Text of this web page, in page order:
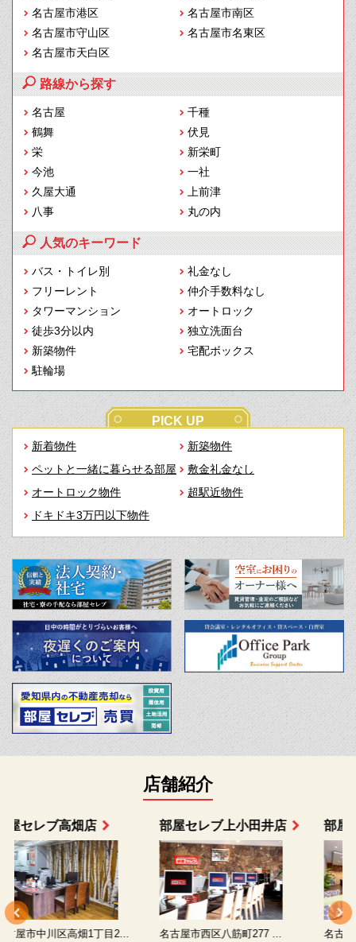
名古屋市港区
名古屋市南区
名古屋市守山区
名古屋市名東区
名古屋市天白区
路線から探す
名古屋
千種
鶴舞
伏見
栄
新栄町
今池
一社
久屋大通
上前津
八事
丸の内
人気のキーワード
バス・トイレ別
礼金なし
フリーレント
仲介手数料なし
タワーマンション
オートロック
徒歩3分以内
独立洗面台
新築物件
宅配ボックス
駐輪場
PICK UP
新着物件
新築物件
ペットと一緒に暮らせる部屋
敷金礼金なし
オートロック物件
超駅近物件
ドキドキ3万円以下物件
店舗紹介
部屋セレブ上小田井店
名古屋市西区八筋町277 ...
部屋セレブ中村店
名古屋市中村区太閤通9-1...